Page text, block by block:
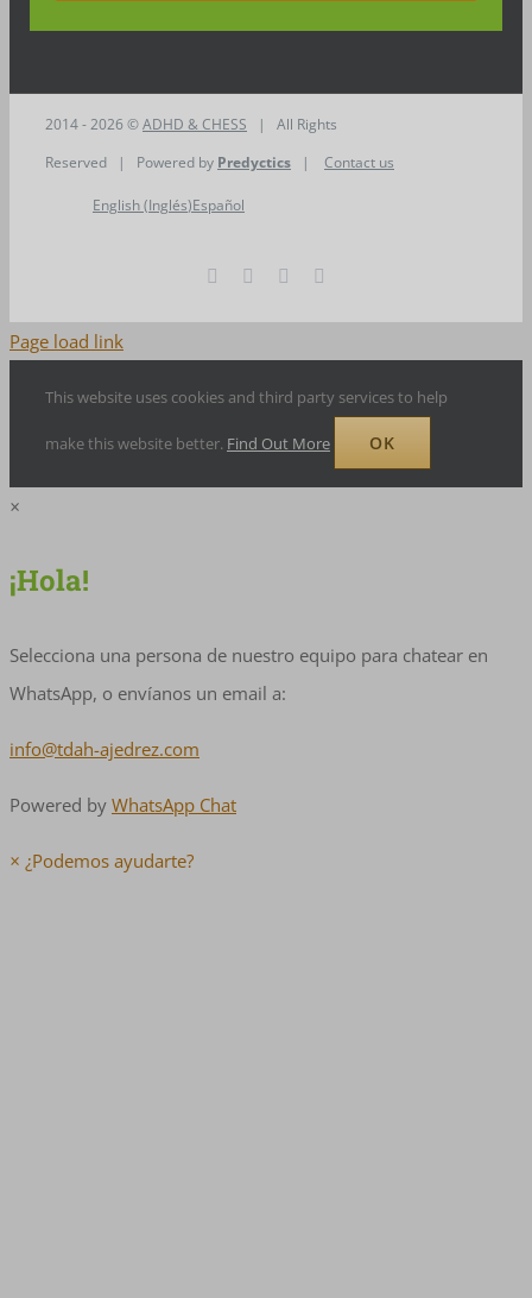
2014 - 2026 ©ADHD & CHESS | All Rights
Reserved | Powered by Predyctics | Contact us
English(Inglés)Español
Facebook
TwitterInstagram
Page load link
This website uses cookies and third party services to help
make this website better. Find Out More OK
×
¡Hola!
Selecciona una persona de nuestro equipo para chatear en
WhatsApp, o envíanos un email a:
info@tdah-ajedrez.com
Powered by WhatsApp Chat
× ¿Podemos ayudarte?